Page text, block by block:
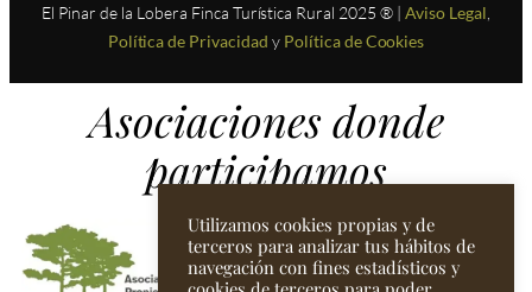
El Pinar de la Lobera Finca Turística Rural 2025 ® | Aviso Legal
Política de Privacidad y Política de Cookies
Asociaciones donde
participamos
Utilizamos cookies propias y de
terceros para analizar tus hábitos de
navegación con fines estadísticos y